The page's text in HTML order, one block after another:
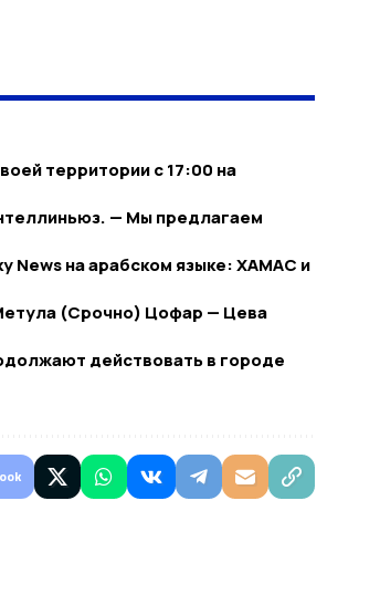
территории с 17:00 на
— Мы предлагаем
News на арабском языке: ХАМАС и
(Срочно) Цофар — Цева
действовать в городе